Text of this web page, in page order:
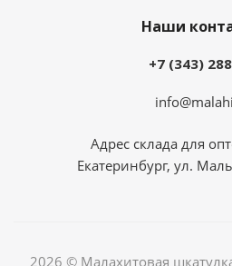
Наши
+7 (343)
Адрес склада для
Екатеринбург, ул.
2026 © Малахитовая